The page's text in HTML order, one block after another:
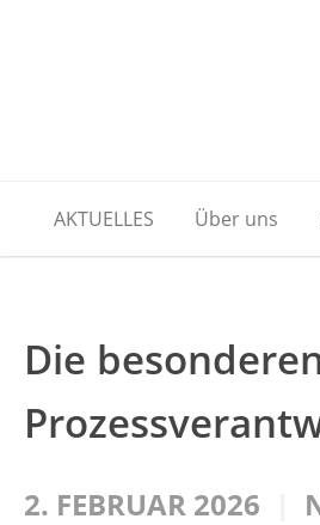
AKTUELLES Über uns
Die
2. FEBRUAR 2026